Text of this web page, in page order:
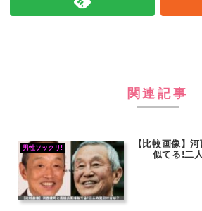
関連記事
男性ソックリ!
【比較画像】
似てる!二